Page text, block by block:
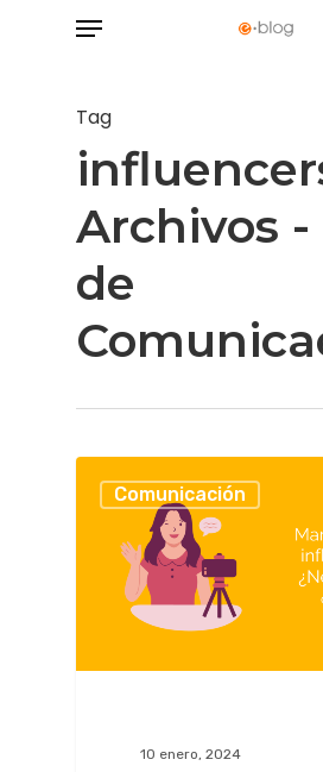
Menu
Tag
Archivos -
de
Comunicación
10 enero, 2024